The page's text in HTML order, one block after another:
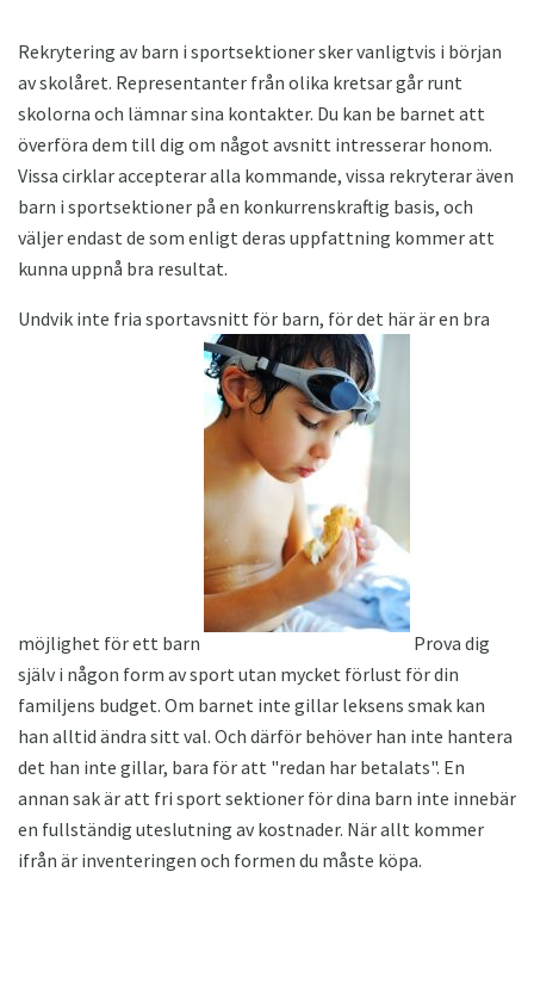
Rekrytering av barn i sportsektioner sker vanligtvis i början
av skolåret. Representanter från olika kretsar går runt
skolorna och lämnar sina kontakter. Du kan be barnet att
överföra dem till dig om något avsnitt intresserar honom.
Vissa cirklar accepterar alla kommande, vissa rekryterar även
barn i sportsektioner på en konkurrenskraftig basis, och
väljer endast de som enligt deras uppfattning kommer att
kunna uppnå bra resultat.
Undvik inte fria sportavsnitt för barn, för det här är en bra
möjlighet för ett barn
Prova dig
själv i någon form av sport utan mycket förlust för din
familjens budget. Om barnet inte gillar leksens smak kan
han alltid ändra sitt val. Och därför behöver han inte hantera
det han inte gillar, bara för att "redan har betalats". En
annan sak är att fri sport sektioner för dina barn inte innebär
en fullständig uteslutning av kostnader. När allt kommer
ifrån är inventeringen och formen du måste köpa.